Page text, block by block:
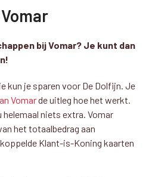
bij Vomar? Je kunt dan
kun je sparen voor De Dolfijn. Je
Vomarde uitleg hoe het werkt.
niets extra. Vomar
het totaalbedrag aan
Klant-is-Koning kaarten